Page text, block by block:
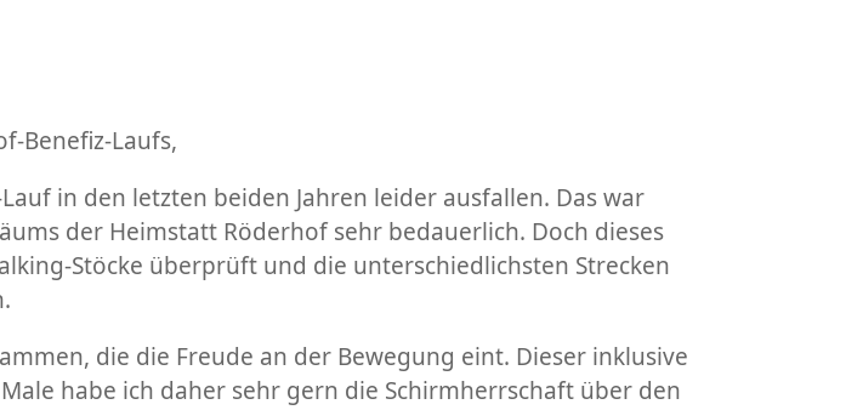
Benefiz-Laufs,
in den letzten beiden Jahren leider ausfallen. Das war
der Heimstatt Röderhof sehr bedauerlich. Doch dieses
Stöcke überprüft und die unterschiedlichsten Strecken
die die Freude an der Bewegung eint. Dieser inklusive
habe ich daher sehr gern die Schirmherrschaft über den